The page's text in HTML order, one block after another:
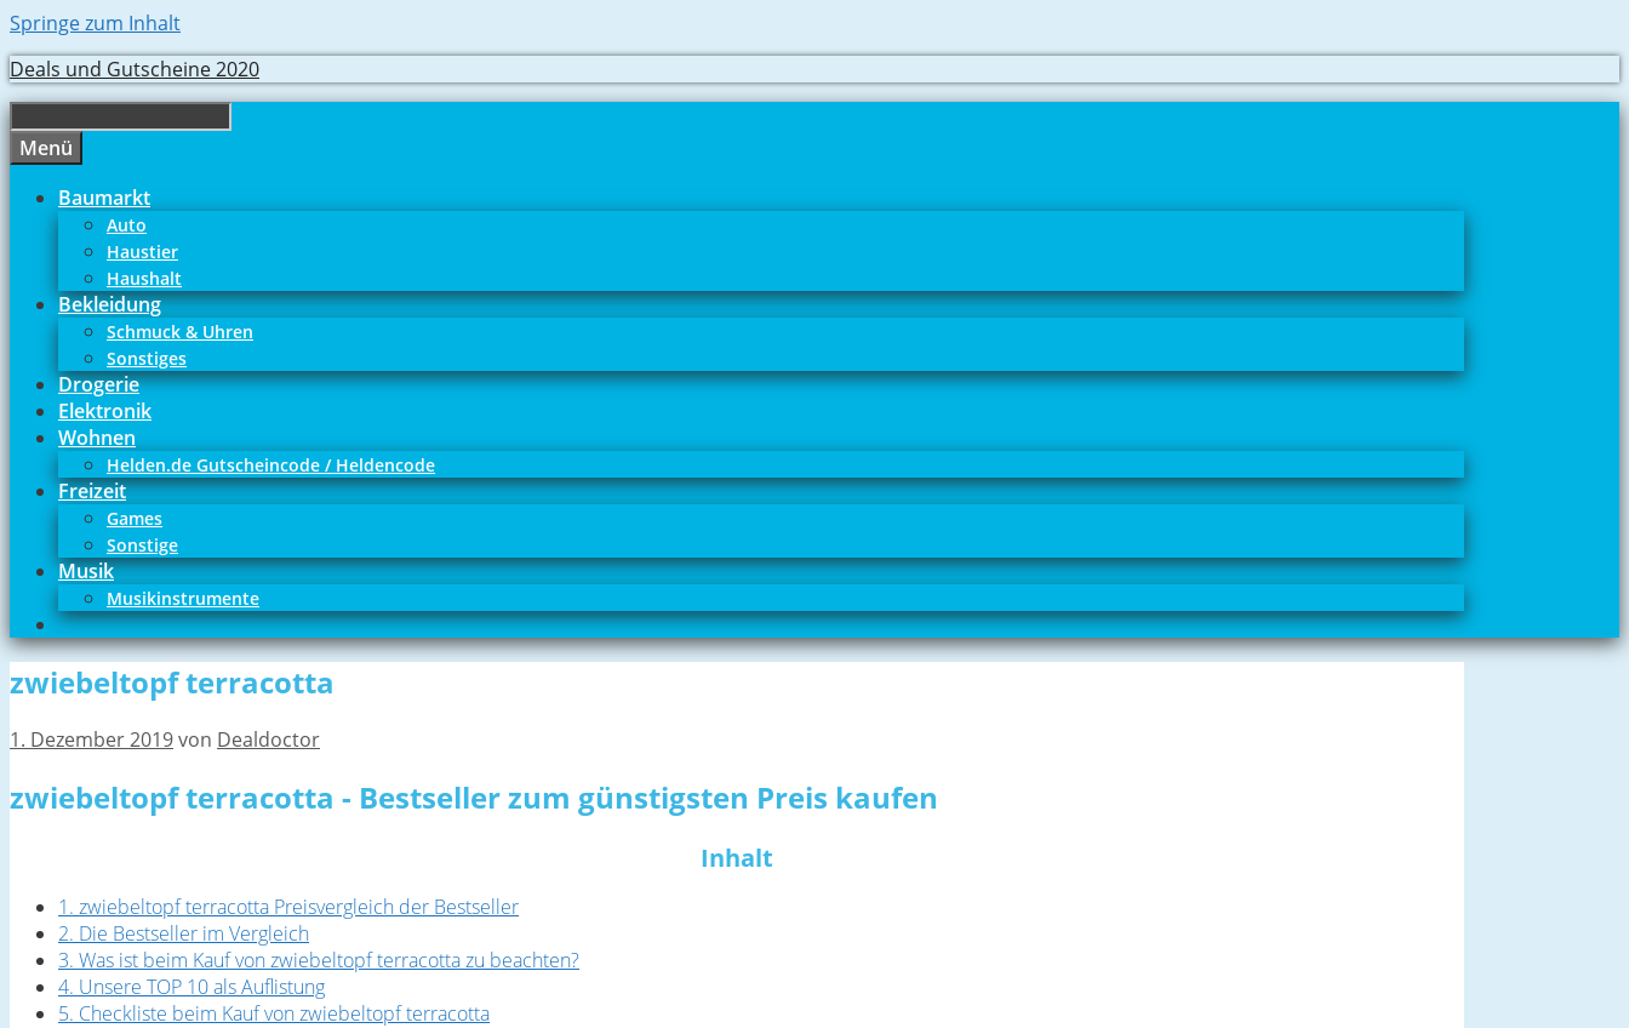
Springe zum Inhalt
Deals und Gutscheine 2020
Menü
Baumarkt
Auto
Haustier
Haushalt
Bekleidung
Schmuck & Uhren
Sonstiges
Drogerie
Elektronik
Wohnen
Helden.de Gutscheincode / Heldencode
Freizeit
Games
Sonstige
Musik
Musikinstrumente
zwiebeltopf terracotta
1. Dezember 2019von Dealdoctor
zwiebeltopf terracotta - Bestseller zum günstigsten Preis kaufen
Inhalt
1. zwiebeltopf terracotta Preisvergleich der Bestseller
2. Die Bestseller im Vergleich
3. Was ist beim Kauf von zwiebeltopf terracotta zu beachten?
4. Unsere TOP 10 als Auflistung
5. Checkliste beim Kauf von zwiebeltopf terracotta